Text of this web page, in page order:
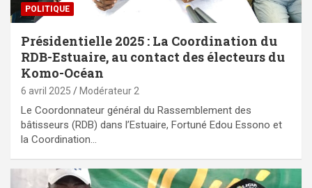
POLITIQUE
Présidentielle 2025 : La Coordination du
RDB-Estuaire, au contact des électeurs du
Komo-Océan
6 avril 2025 Modérateur 2
Le Coordonnateur général du Rassemblement des
bâtisseurs (RDB) dans l’Estuaire, Fortuné Edou Essono et
la Coordination…